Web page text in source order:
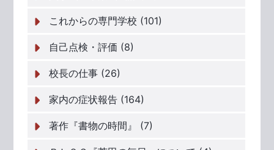
これからの専門学校 (101)
自己点検・評価 (8)
校長の仕事 (26)
家内の症状報告 (164)
著作『書物の時間』 (7)